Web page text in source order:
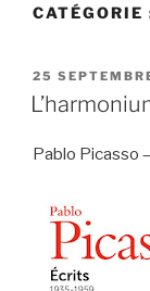
CATÉGORIE
PUBLIÉ
LE
25
Pablo Picasso